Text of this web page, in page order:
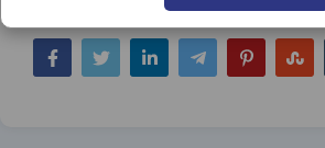
Chia sẻ qua mạng xã hội: